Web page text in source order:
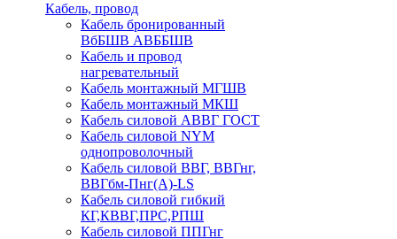
Кабель, провод
Кабель бронированный
ВбБШВ АВББШВ
Кабель и провод
нагревательный
Кабель монтажный МГШВ
Кабель монтажный МКШ
Кабель силовой АВВГ ГОСТ
Кабель силовой NYM
однопроволочный
Кабель силовой ВВГ, ВВГнг,
ВВГбм-Пнг(А)-LS
Кабель силовой гибкий
КГ,КВВГ,ПРС,РПШ
Кабель силовой ППГнг